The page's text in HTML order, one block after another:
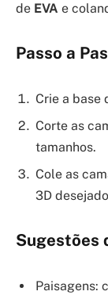
de EVA e
Passo a
Crie a base
Corte as
tamanhos.
Cole as
3D
Sugestões
Paisagens: